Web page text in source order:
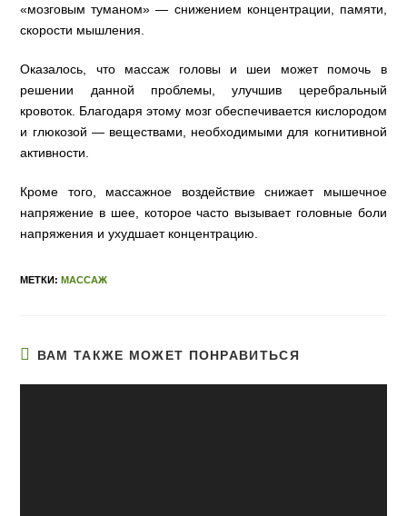
«мозговым туманом» — снижением концентрации, памяти,
скорости мышления.
Оказалось, что массаж головы и шеи может помочь в
решении данной проблемы, улучшив церебральный
кровоток. Благодаря этому мозг обеспечивается кислородом
и глюкозой — веществами, необходимыми для когнитивной
активности.
Кроме того, массажное воздействие снижает мышечное
напряжение в шее, которое часто вызывает головные боли
напряжения и ухудшает концентрацию.
МЕТКИ:МАССАЖ
ВАМ ТАКЖЕ МОЖЕТ ПОНРАВИТЬСЯ